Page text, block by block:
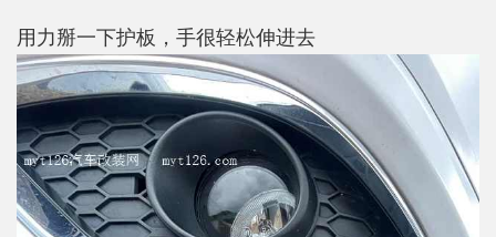
用力掰一下护板，手很轻松伸进去